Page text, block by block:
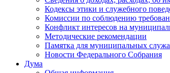
Кодексы этики и служебного
Комиссии по соблюдению
Конфликт интересов на
Методические рекомендации
Памятка для муниципальных
Новости Федерального Cобрания
Дума